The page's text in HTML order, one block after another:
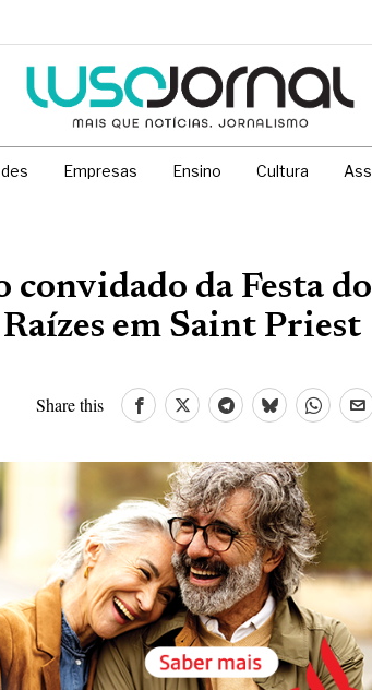
Empresas Ensino Cultura
da Festa do
em Saint Priest
Share this